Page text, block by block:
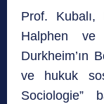
Prof. Kubalı,
Halphen ve
Durkheim’ın
ve hukuk
Sociologie”